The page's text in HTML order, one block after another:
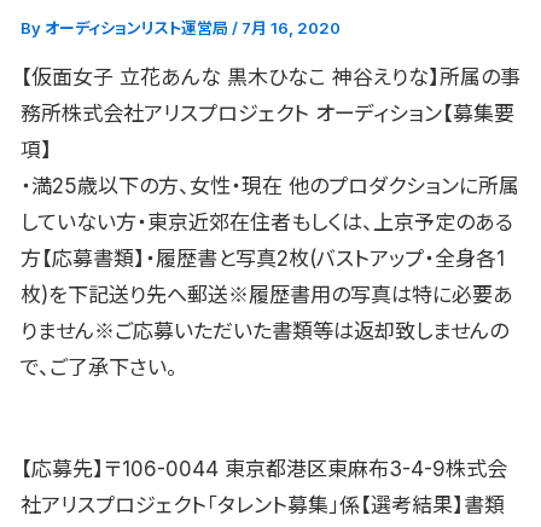
By オーディションリスト運営局 / 7月 16, 2020
【仮面女子 立花あんな 黒木ひなこ 神谷えりな】所属の事
務所株式会社アリスプロジェクト オーディション【募集要
項】
・満25歳以下の方、女性・現在 他のプロダクションに所属
していない方・東京近郊在住者もしくは、上京予定のある
方【応募書類】・履歴書と写真2枚(バストアップ・全身各1
枚)を下記送り先へ郵送※履歴書用の写真は特に必要あ
りません※ご応募いただいた書類等は返却致しませんの
で、ご了承下さい。
【応募先】〒106-0044 東京都港区東麻布3-4-9株式会
社アリスプロジェクト「タレント募集」係【選考結果】書類